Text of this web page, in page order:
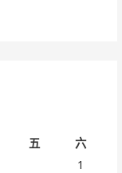
五 六
1